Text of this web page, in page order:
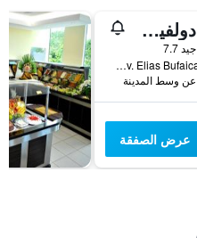
جولدن دولفين إكسبرس أوفيتشيال
جيد 7.7
Av. Elias Bufaical Gleba 01, كالداس نوفاس, البرازيل
عرض الصفقة